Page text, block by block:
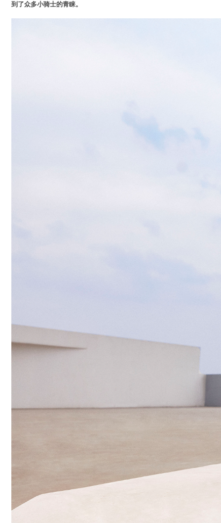
到了众多小骑士的青睐。